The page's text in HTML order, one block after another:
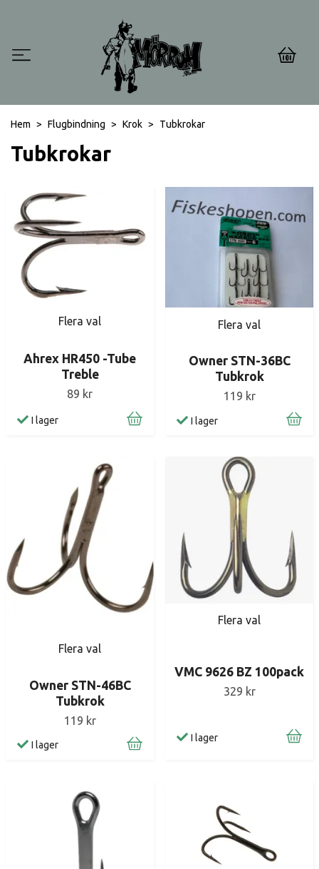
0
Hem Flugbindning Krok Tubkrokar
Tubkrokar
Flera val
Ahrex HR450 -Tube
Treble
89 kr
I lager
Flera val
Owner STN-36BC
Tubkrok
119 kr
I lager
Flera val
Owner STN-46BC
Tubkrok
119 kr
I lager
Flera val
VMC 9626 BZ 100pack
329 kr
I lager